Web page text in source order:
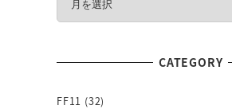
H
Y
CATEGORY
FF11 (32)